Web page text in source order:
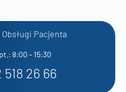
Pacjenta
8:00 – 15:30
518 26 66